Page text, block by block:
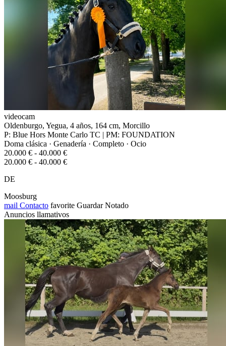
videocam
Oldenburgo, Yegua, 4 años, 164 cm, Morcillo
P: Blue Hors Monte Carlo TC | PM: FOUNDATION
Doma clásica · Genadería · Completo · Ocio
20.000 € - 40.000 €
20.000 € - 40.000 €
DE
Moosburg
mail Contacto favorite Guardar Notado
Anuncios llamativos